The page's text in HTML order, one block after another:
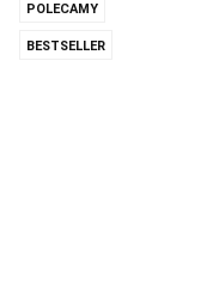
POLECAMY
BESTSELLER